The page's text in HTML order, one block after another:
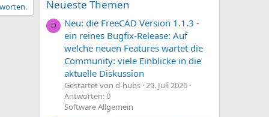
Neueste Themen
D
Neu: die FreeCAD Version 1.1.3 -
ein reines Bugfix-Release: Auf
welche neuen Features wartet die
Community: viele Einblicke in die
aktuelle Diskussion
Gestartet von d-hubs 29. Juli 2026
Antworten: 0
Software Allgemein